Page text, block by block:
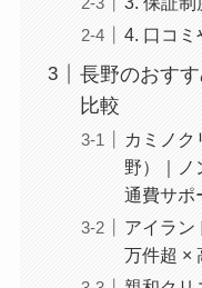
4. 口コミ
長野のおす
比較
カミノク
野）｜ノ
通費サポ
アイラン
万件超 ×